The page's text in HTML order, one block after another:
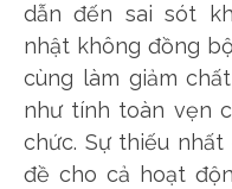
dẫn đến sai sót
nhật không đồng
cùng làm giảm
như tính toàn vẹn
chức. Sự thiếu
đề cho cả hoạt